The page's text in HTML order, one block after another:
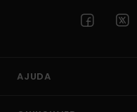
AJUDA